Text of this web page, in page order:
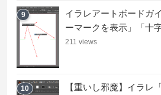
9
イラレアートボードガ
ーマークを表示」「十
211 views
10
【重いし邪魔】イラレ